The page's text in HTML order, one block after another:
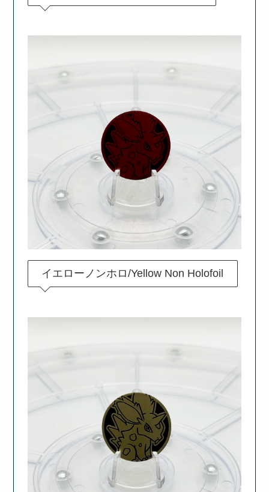
イエローノンホロ/Yellow Non Holofoil